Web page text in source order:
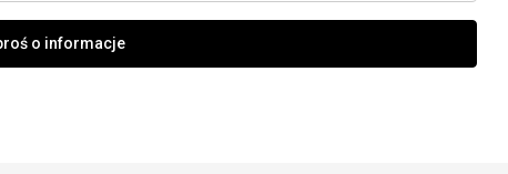
o informacje